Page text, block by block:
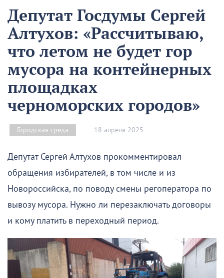
Депутат Госдумы Сергей
Алтухов: «Рассчитываю,
что летом не будет гор
мусора на контейнерных
площадках
черноморских городов»
Городская среда 18 апреля 2025
Депутат Сергей Алтухов прокомментировал
обращения избирателей, в том числе и из
Новороссийска, по поводу смены регоператора по
вывозу мусора. Нужно ли перезаключать договоры
и кому платить в переходный период.